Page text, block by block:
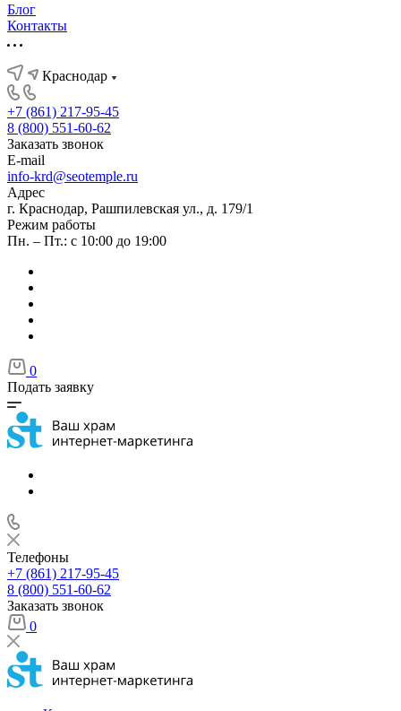
Блог
Контакты
Краснодар
+7 (861) 217-95-45
8 (800) 551-60-62
Заказать звонок
E-mail
info-krd@seotemple.ru
Адрес
г. Краснодар, Рашпилевская ул., д. 179/1
Режим работы
Пн. – Пт.: с 10:00 до 19:00
0
Подать заявку
Телефоны
+7 (861) 217-95-45
8 (800) 551-60-62
Заказать звонок
0